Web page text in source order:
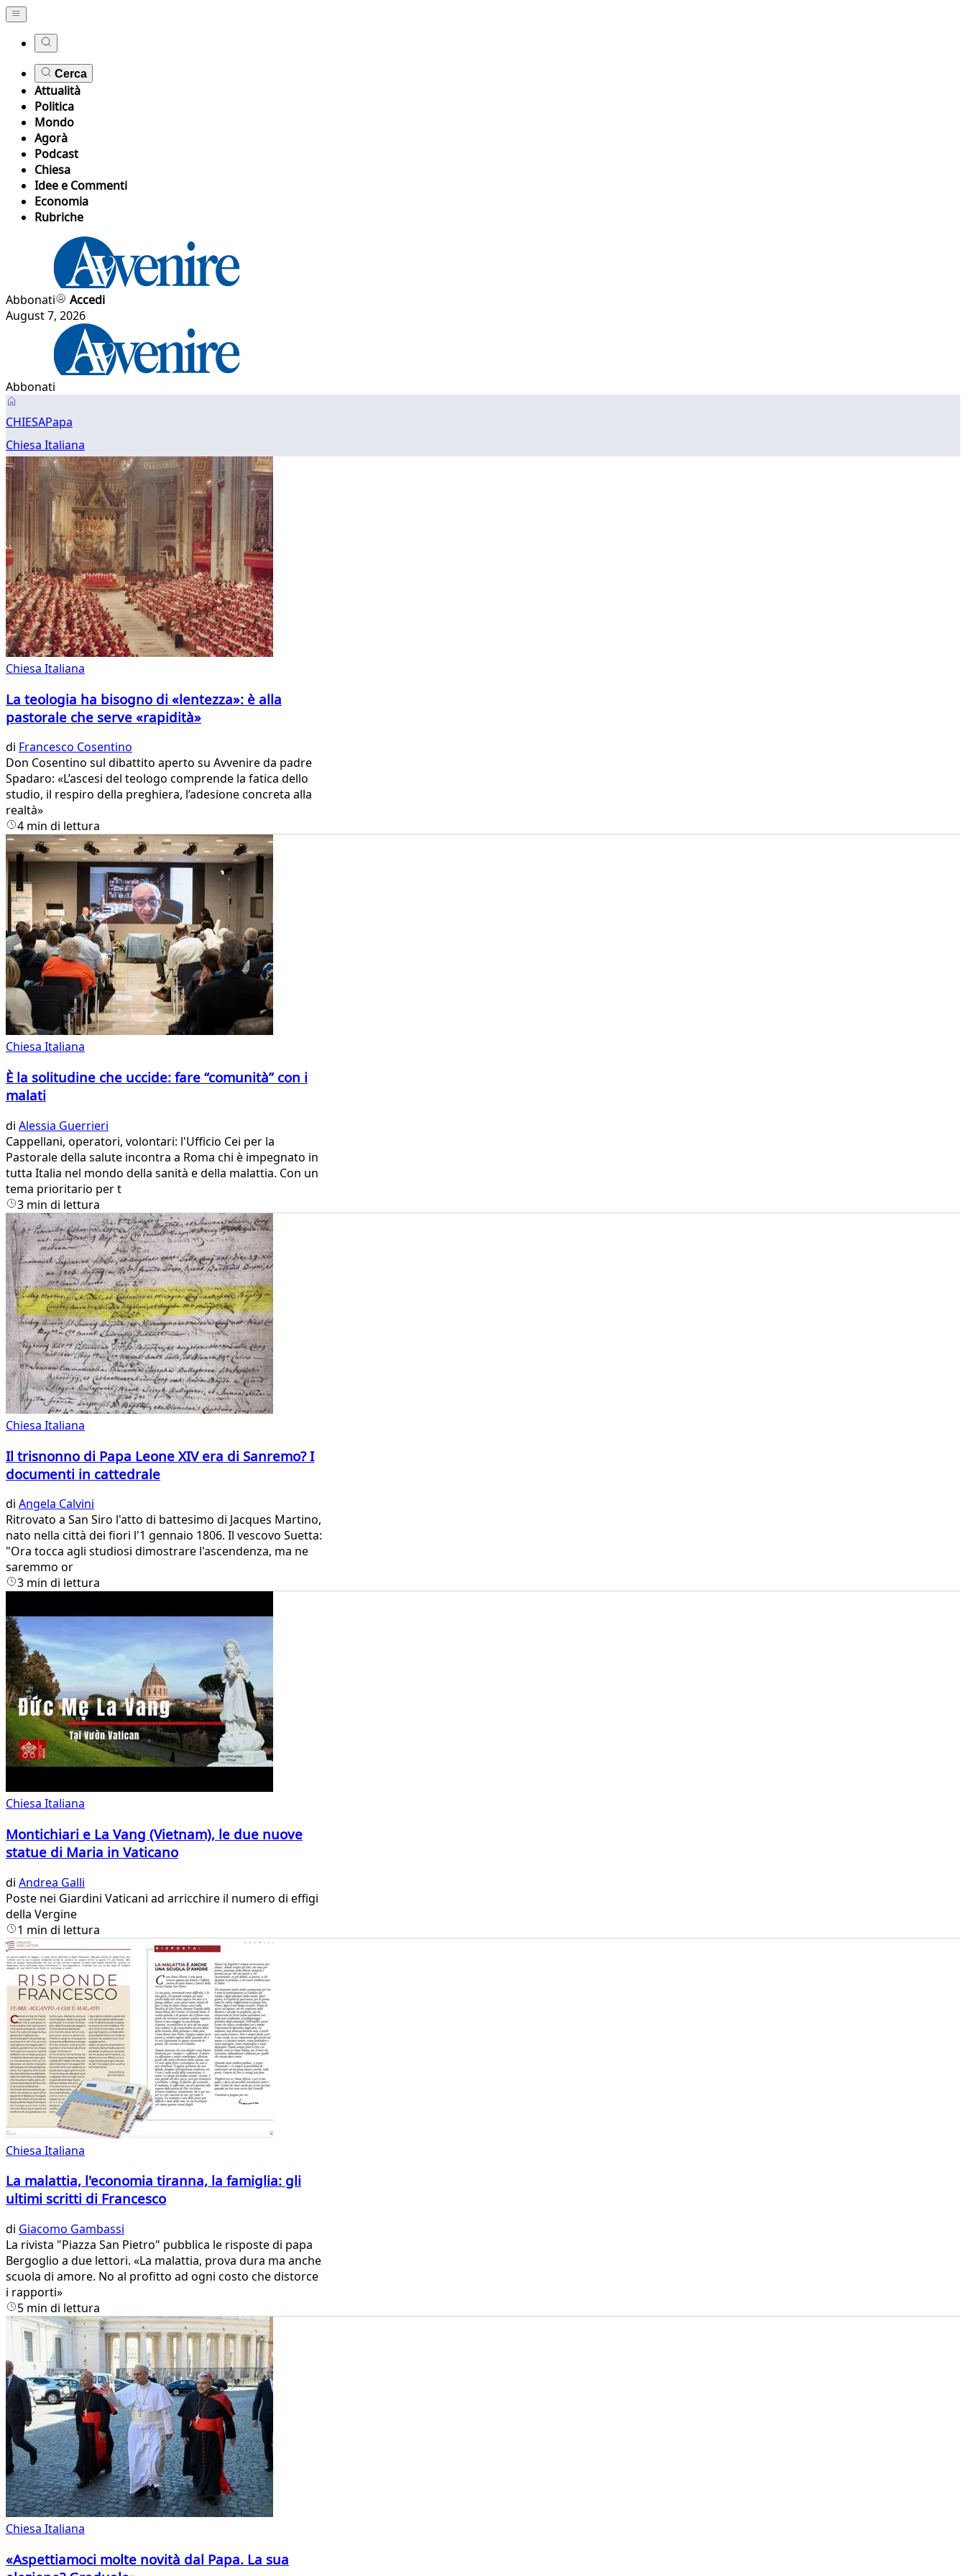
Cerca
Attualità
Politica
Mondo
Agorà
Podcast
Chiesa
Idee e Commenti
Economia
Rubriche
Abbonati
Accedi
August 7, 2026
Abbonati
Chiesa
Italiana
CHIESAPapa
Chiesa Italiana
Chiesa Italiana
La teologia ha bisogno di «lentezza»: è alla
pastorale che serve «rapidità»
di Francesco Cosentino
Don Cosentino sul dibattito aperto su Avvenire da padre
Spadaro: «L’ascesi del teologo comprende la fatica dello
studio, il respiro della preghiera, l’adesione concreta alla
realtà»
4 min di lettura
Chiesa Italiana
È la solitudine che uccide: fare “comunità” con i
malati
di Alessia Guerrieri
Cappellani, operatori, volontari: l'Ufficio Cei per la
Pastorale della salute incontra a Roma chi è impegnato in
tutta Italia nel mondo della sanità e della malattia. Con un
tema prioritario per t
3 min di lettura
Chiesa Italiana
Il trisnonno di Papa Leone XIV era di Sanremo? I
documenti in cattedrale
di Angela Calvini
Ritrovato a San Siro l'atto di battesimo di Jacques Martino,
nato nella città dei fiori l'1 gennaio 1806. Il vescovo Suetta:
"Ora tocca agli studiosi dimostrare l'ascendenza, ma ne
saremmo or
3 min di lettura
Chiesa Italiana
Montichiari e La Vang (Vietnam), le due nuove
statue di Maria in Vaticano
di Andrea Galli
Poste nei Giardini Vaticani ad arricchire il numero di effigi
della Vergine
1 min di lettura
Chiesa Italiana
La malattia, l'economia tiranna, la famiglia: gli
ultimi scritti di Francesco
di Giacomo Gambassi
La rivista "Piazza San Pietro" pubblica le risposte di papa
Bergoglio a due lettori. «La malattia, prova dura ma anche
scuola di amore. No al profitto ad ogni costo che distorce
i rapporti»
5 min di lettura
Chiesa Italiana
«Aspettiamoci molte novità dal Papa. La sua